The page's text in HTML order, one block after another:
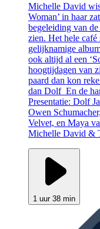
Michelle David
Woman’ in haar
begeleiding van
zien. Het hele café
gelijknamige
ook altijd al een
hoogtijdagen van
paard dan kon
dan Dolf En de
Presentatie: Dolf
Owen
Velvet, en Maya
Michelle David &
1 uur 38 min